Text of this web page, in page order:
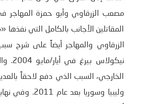
مصعب الزرقاوي وأبو حمزة المهاجر
المقاتلين الأجانب بالكامل التي
الزرقاوي والمهاجر أيضاً على شرح
الخارجي، السبب الذي دفع لاحقاً
وليبيا وسوريا بعد عام 2011. وفي نهاية المطاف، قُتل أبو أسامة